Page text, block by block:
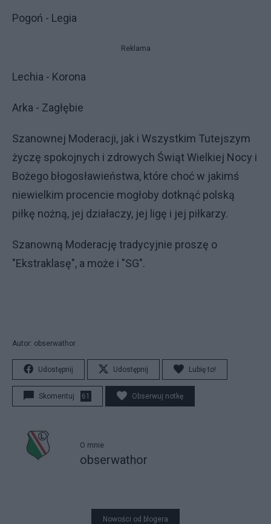
Pogoń - Legia
Reklama
Lechia - Korona
Arka - Zagłębie
Szanownej Moderacji, jak i Wszystkim Tutejszym
życzę spokojnych i zdrowych Świąt Wielkiej Nocy i
Bożego błogosławieństwa, które choć w jakimś
niewielkim procencie mogłoby dotknąć polską
piłkę nożną, jej działaczy, jej ligę i jej piłkarzy.
Szanowną Moderację tradycyjnie proszę o
"Ekstraklasę", a może i "SG".
Autor: obserwathor
Udostępnij Udostępnij Lubię to!
Skomentuj 61 Obserwuj notkę
O mnie
obserwathor
Nowości od blogera